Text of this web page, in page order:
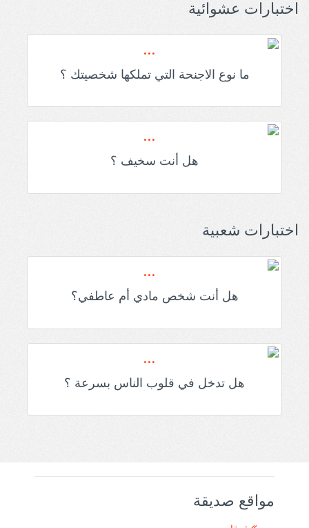
اختبارات عشوائية
ما نوع الاجنحة التي تملكها شخصيتك ؟
هل أنت سخيف ؟
اختبارات شعبية
هل أنت شخص مادي أم عاطفي؟
هل تدخل في قلوب الناس بسرعة ؟
مواقع صديقة